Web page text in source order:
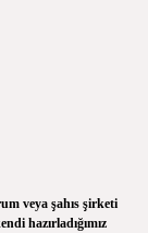
veya şahıs şirketi
hazırladığımız